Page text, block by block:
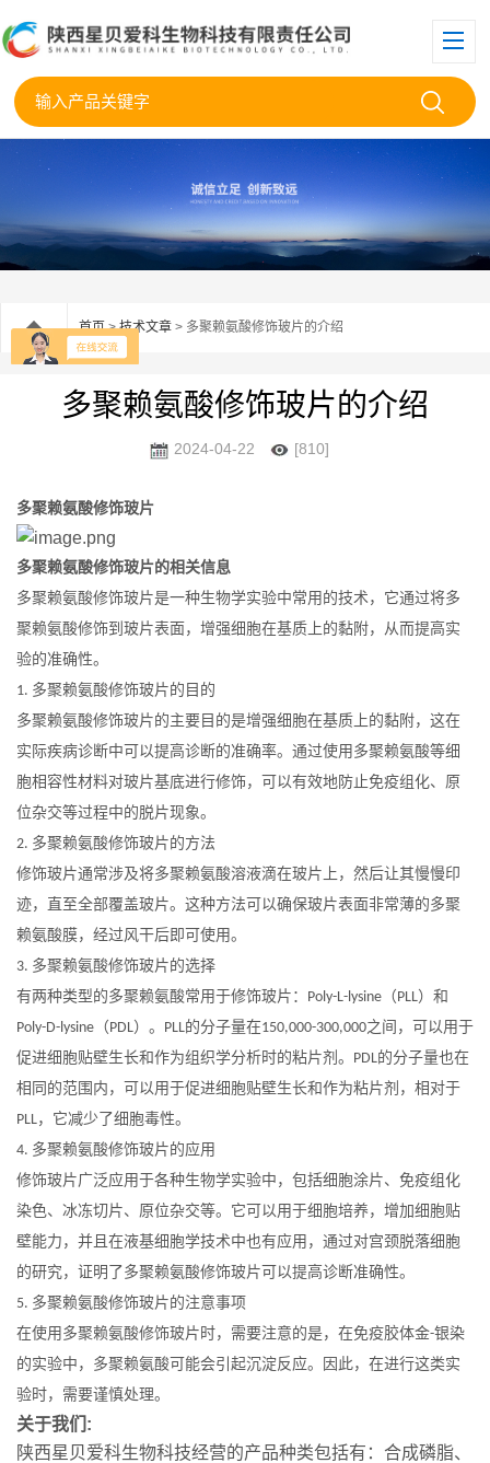
首页>技术文章 > 多聚赖氨酸修饰玻片的介绍
多聚赖氨酸修饰玻片的介绍
2024-04-22 [810]
多聚赖氨酸修饰玻片
多聚赖氨酸修饰玻片的相关信息
多聚赖氨酸修饰玻片是一种生物学实验中常用的技术，它通过将多
聚赖氨酸修饰到玻片表面，增强细胞在基质上的黏附，从而提高实
验的准确性。
1. 多聚赖氨酸修饰玻片的目的
多聚赖氨酸修饰玻片的主要目的是增强细胞在基质上的黏附，这在
实际疾病诊断中可以提高诊断的准确率。通过使用多聚赖氨酸等细
胞相容性材料对玻片基底进行修饰，可以有效地防止免疫组化、原
位杂交等过程中的脱片现象。
2. 多聚赖氨酸修饰玻片的方法
修饰玻片通常涉及将多聚赖氨酸溶液滴在玻片上，然后让其慢慢印
迹，直至全部覆盖玻片。这种方法可以确保玻片表面非常薄的多聚
赖氨酸膜，经过风干后即可使用。
3. 多聚赖氨酸修饰玻片的选择
有两种类型的多聚赖氨酸常用于修饰玻片： Poly-L-lysine （PLL）和
Poly-D-lysine （PDL）。 PLL的分子量在150,000-300,000之间，可以用于
促进细胞贴壁生长和作为组织学分析时的粘片剂。 PDL的分子量也在
相同的范围内，可以用于促进细胞贴壁生长和作为粘片剂，相对于
PLL，它减少了细胞毒性。
4. 多聚赖氨酸修饰玻片的应用
修饰玻片广泛应用于各种生物学实验中，包括细胞涂片、免疫组化
染色、冰冻切片、原位杂交等。它可以用于细胞培养，增加细胞贴
壁能力，并且在液基细胞学技术中也有应用，通过对宫颈脱落细胞
的研究，证明了多聚赖氨酸修饰玻片可以提高诊断准确性。
5. 多聚赖氨酸修饰玻片的注意事项
在使用多聚赖氨酸修饰玻片时，需要注意的是，在免疫胶体金-银染
的实验中，多聚赖氨酸可能会引起沉淀反应。因此，在进行这类实
验时，需要谨慎处理。
关于我们:
陕西星贝爱科生物科技经营的产品种类包括有：合成磷脂、